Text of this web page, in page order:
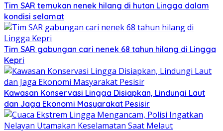
Tim SAR temukan nenek hilang di hutan Lingga dalam
kondisi selamat
Tim SAR gabungan cari nenek 68 tahun hilang di Lingga
Kepri
Kawasan Konservasi Lingga Disiapkan, Lindungi Laut
dan Jaga Ekonomi Masyarakat Pesisir